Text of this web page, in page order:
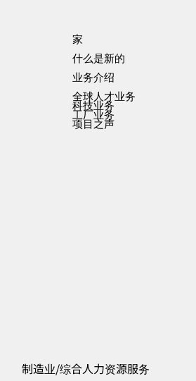
家
什么是新的
业务介绍
全球人才业务
科技业务
工厂业务
项目之声
制造业/综合人力资源服务